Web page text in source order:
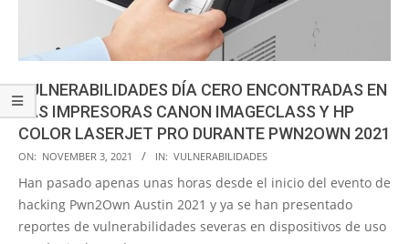
VULNERABILIDADES DÍA CERO ENCONTRADAS EN
LAS IMPRESORAS CANON IMAGECLASS Y HP
COLOR LASERJET PRO DURANTE PWN2OWN 2021
2021-
11-
03
ON: NOVEMBER 3, 2021 IN: VULNERABILIDADES
Han pasado apenas unas horas desde el inicio del evento de
hacking Pwn2Own Austin 2021 y ya se han presentado
reportes de vulnerabilidades severas en dispositivos de uso